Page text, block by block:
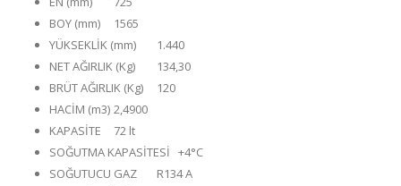
BOY (mm)
1565
YÜKSEKLİK (mm)
1.440
NET AĞIRLIK (Kg)
134,30
BRÜT AĞIRLIK (Kg)
120
HACİM (m3) 2,4900
KAPASİTE
72 lt
SOĞUTMA KAPASİTESİ +4°C
SOĞUTUCU GAZ
R134 A